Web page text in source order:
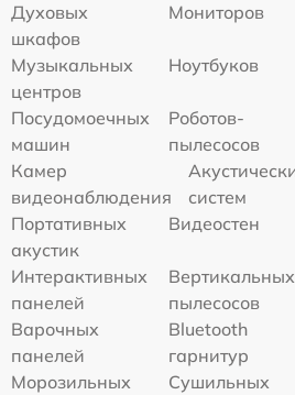
Духовых
шкафов
Мониторов
Музыкальных
центров
Ноутбуков
Посудомоечных
машин
Роботов-
пылесосов
Камер
видеонаблюдения
систем
Портативных
акустик
Видеостен
Интерактивных
панелей
Вертикальных
пылесосов
Варочных
панелей
Bluetooth
гарнитур
Морозильных
Сушильных